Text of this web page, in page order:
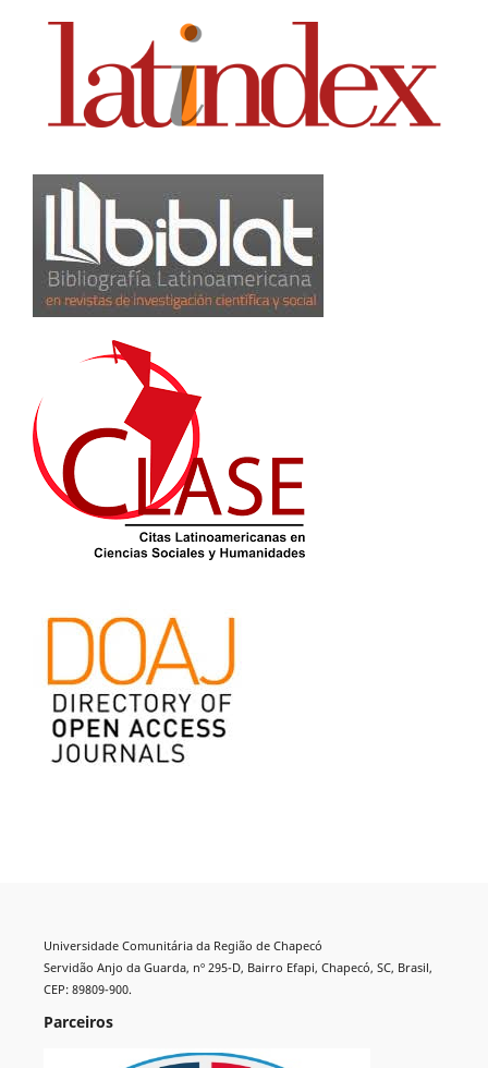
Universidade Comunitária da Região de Chapecó
Servidão Anjo da Guarda, nº 295-D, Bairro Efapi, Chapecó, SC, Brasil,
CEP: 89809-900.
Parceiros